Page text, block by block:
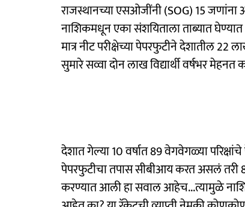
राजस्थानच्या एसओजींनी (SOG) 15
नाशिकमधून एका संशयिताला ताब्यात
मात्र नीट परीक्षेच्या पेपरफुटीने देशातील 22
सुमारे सव्वा दोन लाख विद्यार्थी वर्षभर
देशात गेल्या 10 वर्षात 89 वेगवेगळ्या
पेपरफुटीचा तपास सीबीआय करत असलं तरी
करण्यात आली हा सवाल आहेच...त्यामुळे